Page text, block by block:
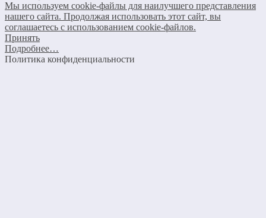
Мы используем cookie-файлы для наилучшего представления
нашего сайта. Продолжая использовать этот сайт, вы
соглашаетесь с использованием cookie-файлов.
Принять
Подробнее…
Политика конфиденциальности